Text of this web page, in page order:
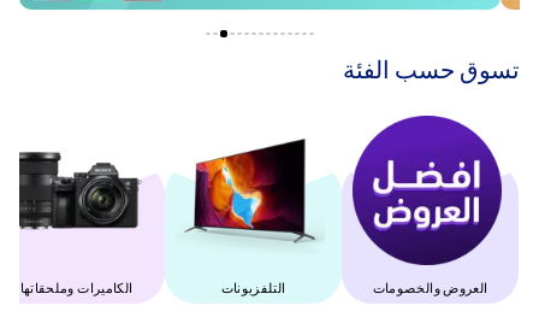
‫تسوق حسب الفئة‬
العروض والخصومات التلفزيونات ‫الكاميرات وملحقاتها‬